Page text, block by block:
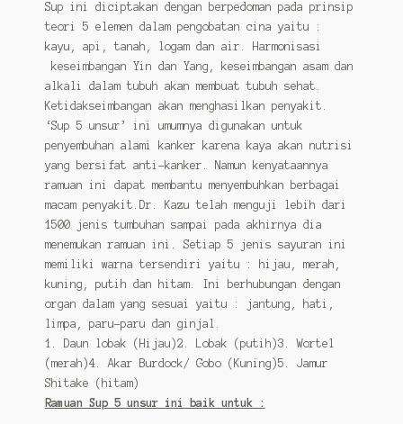
Sup ini diciptakan dengan berpedoman pada prinsip
teori 5 elemen dalam pengobatan cina yaitu :
kayu, api, tanah, logam dan air. Harmonisasi
keseimbangan Yin dan Yang, keseimbangan asam dan
alkali dalam tubuh akan membuat tubuh sehat.
Ketidakseimbangan akan menghasilkan penyakit.
‘Sup 5 unsur’ ini umumnya digunakan untuk
penyembuhan alami kanker karena kaya akan nutrisi
yang bersifat anti-kanker. Namun kenyataannya
ramuan ini dapat membantu menyembuhkan berbagai
macam penyakit.Dr. Kazu telah menguji lebih dari
1500 jenis tumbuhan sampai pada akhirnya dia
menemukan ramuan ini. Setiap 5 jenis sayuran ini
memiliki warna tersendiri yaitu : hijau, merah,
kuning, putih dan hitam. Ini berhubungan dengan
organ dalam yang sesuai yaitu : jantung, hati,
limpa, paru-paru dan ginjal.
1. Daun lobak (Hijau)2. Lobak (putih)3. Wortel
(merah)4. Akar Burdock/ Gobo (Kuning)5. Jamur
Shitake (hitam)
Ramuan Sup 5 unsur ini baik untuk :